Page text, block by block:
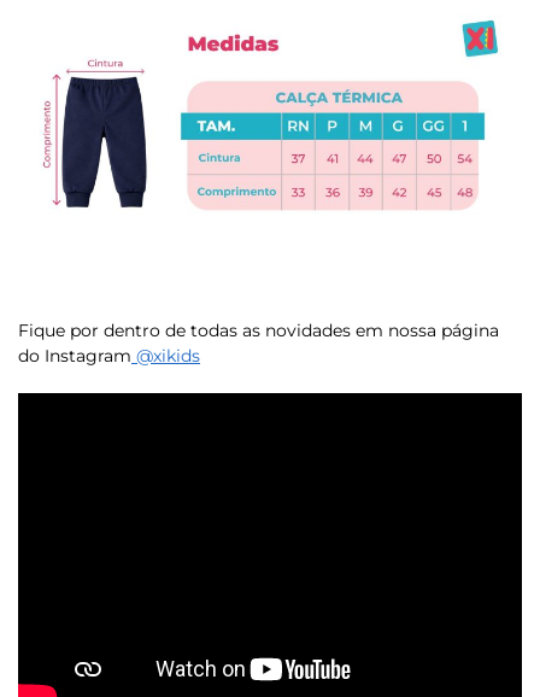
Fique por dentro de todas as novidades em nossa página
do Instagram @xikids